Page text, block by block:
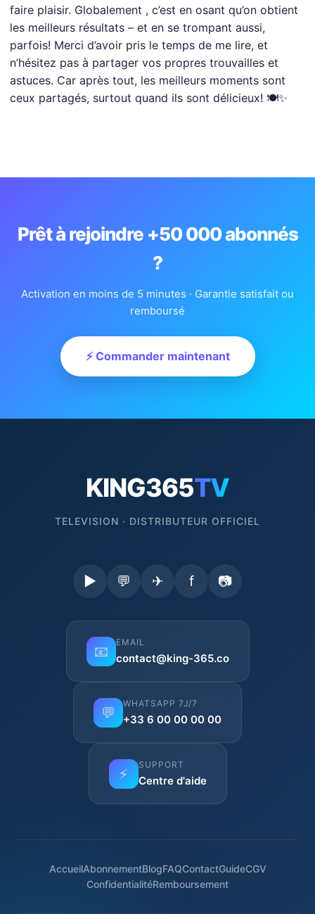
faire plaisir. Globalement , c’est en osant qu’on obtient
les meilleurs résultats – et en se trompant aussi,
parfois! Merci d’avoir pris le temps de me lire, et
n’hésitez pas à partager vos propres trouvailles et
astuces. Car après tout, les meilleurs moments sont
ceux partagés, surtout quand ils sont délicieux! 🍽️✨
Prêt à rejoindre +50 000 abonnés
?
Activation en moins de 5 minutes · Garantie satisfait ou
remboursé
⚡ Commander maintenant
KING365TV
TELEVISION · DISTRIBUTEUR OFFICIEL
▶ 💬 ✈ f 📷
📧
EMAIL
contact@king-365.co
💬
WHATSAPP 7J/7
+33 6 00 00 00 00
⚡
SUPPORT
Centre d'aide
AccueilAbonnementBlogFAQContactGuideCGV
ConfidentialitéRemboursement